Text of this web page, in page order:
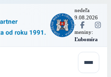
nedeľa
9.08.2026
·
meniny:
Ľubomíra